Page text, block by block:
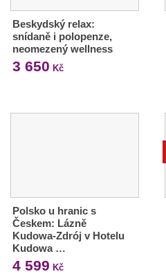
Beskydský relax:
snídaně i polopenze,
neomezený wellness
3 650 Kč
Polsko u hranic s
Českem: Lázně
Kudowa-Zdrój v Hotelu
Kudowa …
4 599 Kč